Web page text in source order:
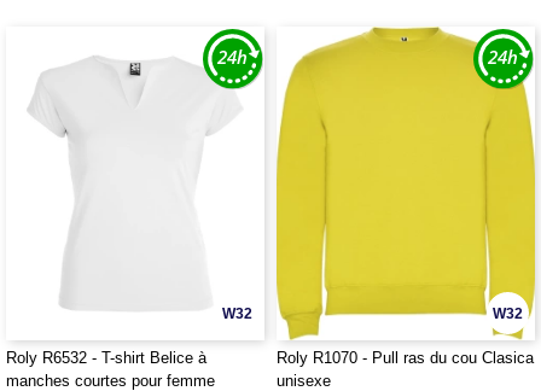
W32
Roly R6532 - T-shirt Belice à
manches courtes pour femme
W32
Roly R1070 - Pull ras du cou Clasica
unisexe